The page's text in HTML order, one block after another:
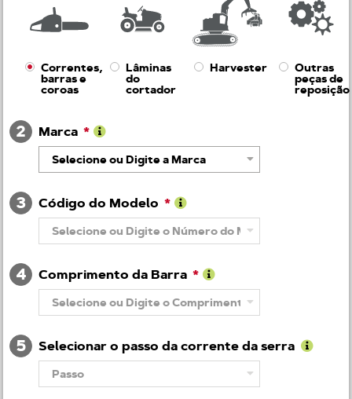
Correntes,
barras e
coroas
Lâminas
do
cortador
Harvester Outras
peças de
reposição
2
Marca
Saiba
mais
sobre
Selecione ou Digite a Marca
3
Código do Modelo
Saiba
mais
sobre
do
modelo
Selecione ou Digite o Número do Modelo
4
Comprimento da Barra
Saiba
mais
sobre
da
barra
Selecione ou Digite o Comprimento da Barra
5
Selecionar o passo da corrente da serra
Passo